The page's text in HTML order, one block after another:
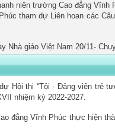
niên trường Cao đẳng Vĩnh
tham dự Liên hoan các
Nhà giáo Việt Nam 20/11-
Hội thi “Tôi - Đảng viên trẻ
nhiệm kỳ 2022-2027.
đẳng Vĩnh Phúc thực hiện